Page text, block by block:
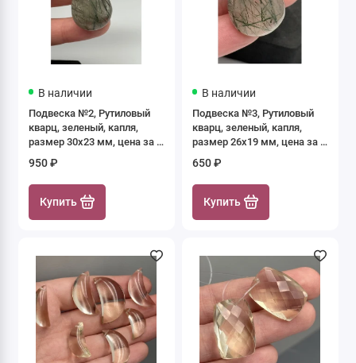
В наличии
Подвеска №2, Рутиловый
кварц, зеленый, капля,
размер 30х23 мм, цена за 1
950 ₽
Купить
В наличии
Подвеска №3, Рутиловый
кварц, зеленый, капля,
размер 26х19 мм, цена за 1
650 ₽
Купить